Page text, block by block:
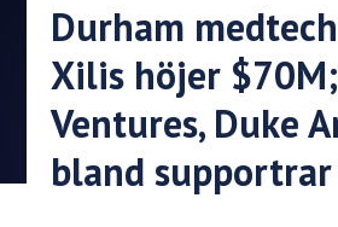
Durham
Xilis höjer
Ventures, Duke
bland supportrar